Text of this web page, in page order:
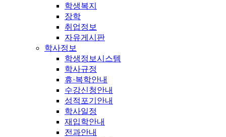
학생복지
장학
취업정보
자유게시판
학사정보
학생정보시스템
학사규정
휴·복학안내
수강신청안내
성적포기안내
학사일정
재입학안내
전과안내